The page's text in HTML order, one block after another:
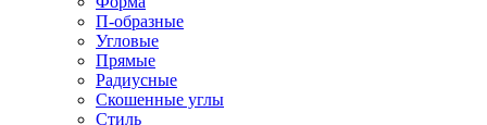
П-образные
Угловые
Прямые
Радиусные
Скошенные углы
Стиль